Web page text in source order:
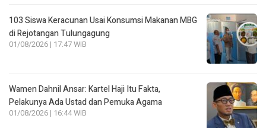
103 Siswa Keracunan Usai Konsumsi Makanan MBG
di Rejotangan Tulungagung
01/08/2026 | 17:47 WIB
Wamen Dahnil Ansar: Kartel Haji Itu Fakta,
Pelakunya Ada Ustad dan Pemuka Agama
01/08/2026 | 16:44 WIB